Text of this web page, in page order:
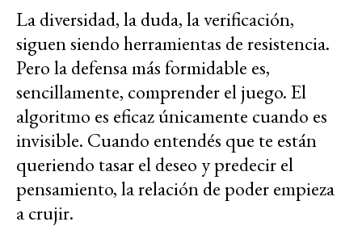
La diversidad, la duda, la verificación,
siguen siendo herramientas de resistencia.
Pero la defensa más formidable es,
sencillamente, comprender el juego. El
algoritmo es eficaz únicamente cuando es
invisible. Cuando entendés que te están
queriendo tasar el deseo y predecir el
pensamiento, la relación de poder empieza
a crujir.